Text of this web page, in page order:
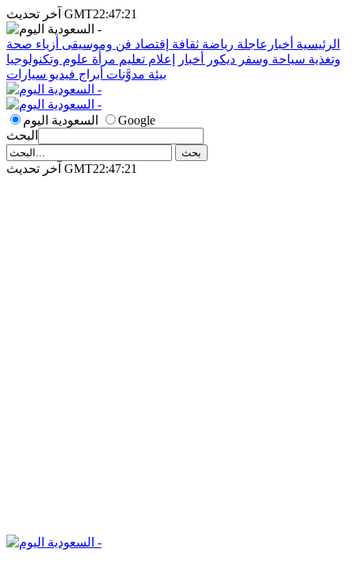
آخر تحديث GMT22:47:21
الرئيسية أخبارعاجلة رياضة ثقافة إقتصاد فن وموسيقى أزياء صحة
وتغذية سياحة وسفر ديكور أخبار إعلام تعليم مرأة علوم وتكنولوجيا
بيئة مدوَّنات أبراج فيديو سيارات
السعودية اليوم
Google
البحث
آخر تحديث GMT22:47:21